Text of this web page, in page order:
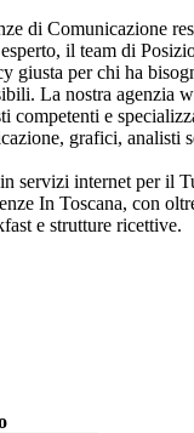
di Comunicazione
il team di
giusta per chi ha
La nostra agenzia
competenti e
grafici, analisti
servizi internet per il
In Toscana, con
e strutture ricettive.